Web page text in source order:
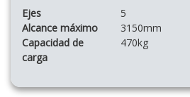
Ejes
5
Alcance máximo
3150mm
Capacidad de
carga
470kg